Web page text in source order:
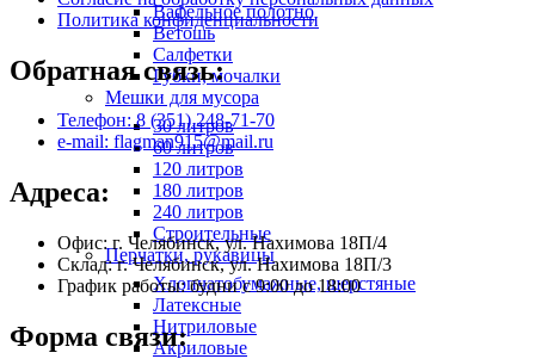
Вафельное полотно
Ветошь
Салфетки
Губки, мочалки
Мешки для мусора
30 литров
60 литров
120 литров
180 литров
240 литров
Строительные
Перчатки, рукавицы
Хлопчатобумажные, шерстяные
Латексные
Нитриловые
Акриловые
Политика конфиденциальности
Обратная связь:
Телефон: 8 (351) 248-71-70
e-mail: flagman915@mail.ru
Адреса:
Офис: г. Челябинск, ул. Нахимова 18П/4
Склад: г. Челябинск, ул. Нахимова 18П/3
График работы: будни с 9:00 до 18:00
Форма связи: